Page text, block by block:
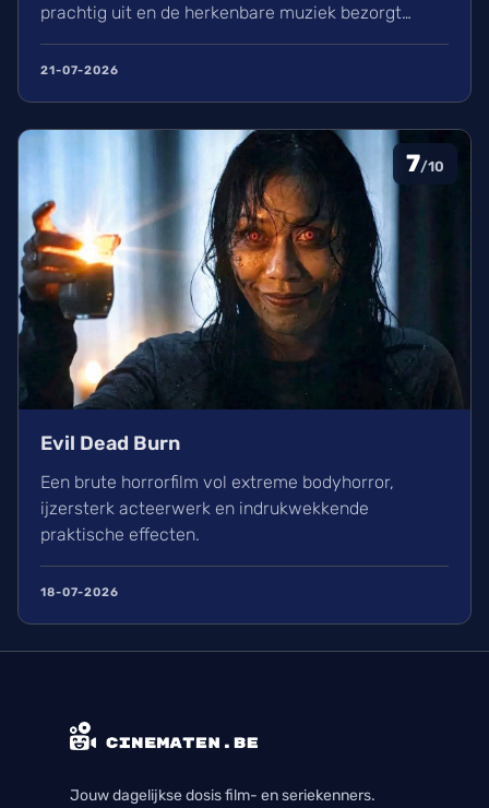
prachtig uit en de herkenbare muziek bezorgt
kippenvel. Hoewel de lore complex is, zorgt het
avontuur voor een heerlijke ervaring in de
21-07-2026
7/10
Evil Dead Burn
Een brute horrorfilm vol extreme bodyhorror,
ijzersterk acteerwerk en indrukwekkende
praktische effecten.
18-07-2026
Jouw dagelijkse dosis film- en seriekenners.